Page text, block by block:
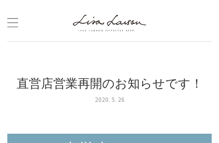
content
直営店営業再開のお知らせです！
2020. 5. 26